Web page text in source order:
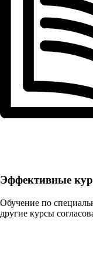
Эффективные
Обучение по
другие курсы